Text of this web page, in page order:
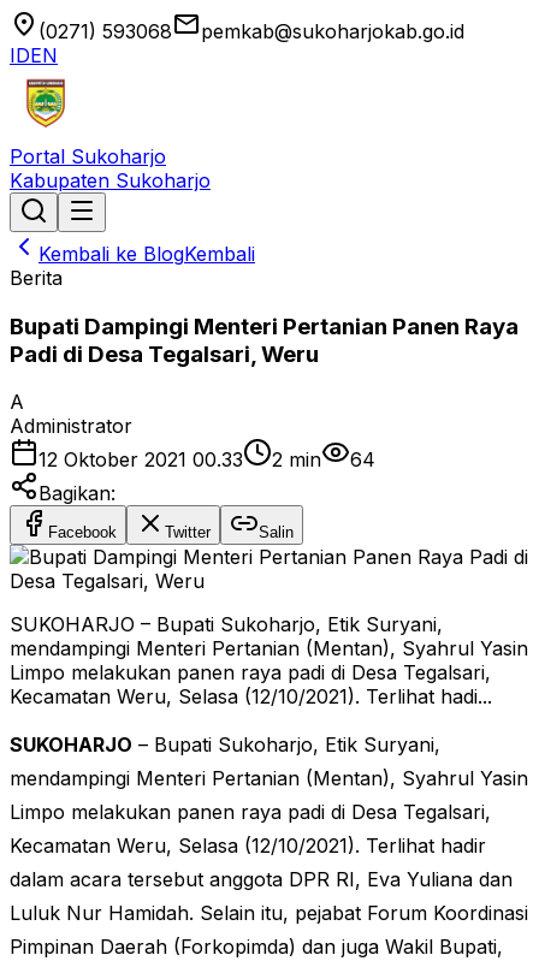
location_on (0271) 593068emailpemkab@sukoharjokab.go.id
IDEN
Portal Sukoharjo
Kabupaten Sukoharjo
Kembali ke BlogKembali
Berita
Bupati Dampingi Menteri Pertanian Panen Raya
Padi di Desa Tegalsari, Weru
A
Administrator
12 Oktober 2021 00.33
2 min
64
Bagikan:
Facebook Twitter Salin
SUKOHARJO – Bupati Sukoharjo, Etik Suryani,
mendampingi Menteri Pertanian (Mentan), Syahrul Yasin
Limpo melakukan panen raya padi di Desa Tegalsari,
Kecamatan Weru, Selasa (12/10/2021). Terlihat hadi...
SUKOHARJO – Bupati Sukoharjo, Etik Suryani,
mendampingi Menteri Pertanian (Mentan), Syahrul Yasin
Limpo melakukan panen raya padi di Desa Tegalsari,
Kecamatan Weru, Selasa (12/10/2021). Terlihat hadir
dalam acara tersebut anggota DPR RI, Eva Yuliana dan
Luluk Nur Hamidah. Selain itu, pejabat Forum Koordinasi
Pimpinan Daerah (Forkopimda) dan juga Wakil Bupati,